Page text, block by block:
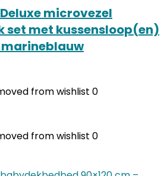
microvezel
set met kussensloop(en)
marineblauw
from wishlist 0
from wishlist 0